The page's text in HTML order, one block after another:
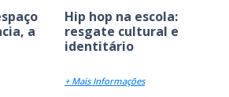
a
Hip hop na escola:
resgate cultural e
identitário
+ Mais Informações